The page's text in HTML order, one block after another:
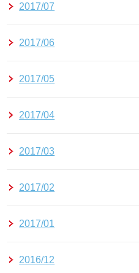
2017/07
2017/06
2017/05
2017/04
2017/03
2017/02
2017/01
2016/12